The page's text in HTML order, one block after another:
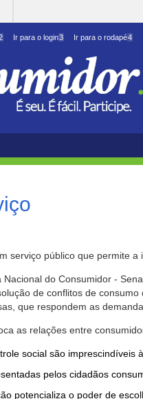
Ir para o login3 Ir para o rodapé4
serviço público que permite a
do Consumidor -
de conflitos de
que respondem as
as relações entre
social são imprescindíveis
pelos cidadãos
potencializa o poder de